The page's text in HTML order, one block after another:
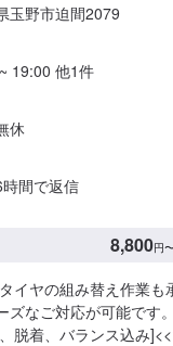
玉野市迫間2079
19:00 他1件
休
間で返信
8,800円
イヤの組み替え作業も
ズなご対応が可能です
脱着、バランス込み